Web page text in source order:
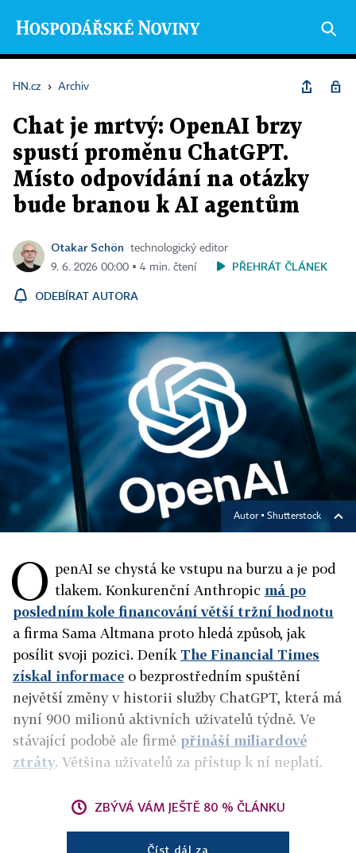
HN.cz › Archiv
Chat je mrtvý: OpenAI brzy
spustí proměnu ChatGPT.
Místo odpovídání na otázky
bude branou k AI agentům
Otakar Schön
technologický editor
9. 6. 2026 00:00 ▪ 4 min. čtení
PŘEHRÁT ČLÁNEK
ODEBÍRAT AUTORA
Autor ▪ Shutterstock
O penAI se chystá ke vstupu na burzu a je pod
tlakem. Konkurenční Anthropic má po
posledním kole financování větší tržní hodnotu
a firma Sama Altmana proto hledá způsob, jak
posílit svoji pozici. Deník The Financial Times
získal informace o bezprostředním spuštění
největší změny v historii služby ChatGPT, která má
nyní 900 milionů aktivních uživatelů týdně. Ve
stávající podobě ale firmě přináší miliardové
ztráty. Většina uživatelů za přístup k ní neplatí.
ZBÝVÁ VÁM JEŠTĚ 80 % ČLÁNKU
Číst dál za